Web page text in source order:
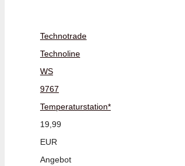
Technotrade
Technoline
WS
9767
Temperaturstation*
19,99
EUR
Angebot